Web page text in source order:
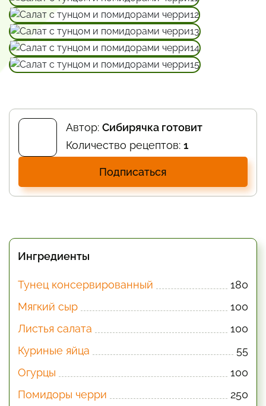
Автор: Сибирячка готовит
Количество рецептов: 1
Подписаться
Ингредиенты
Тунец консервированный
180
Мягкий сыр
100
Листья салата
100
Куриные яйца
55
Огурцы
100
Помидоры черри
250